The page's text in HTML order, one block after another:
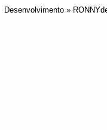
Desenvolvimento »